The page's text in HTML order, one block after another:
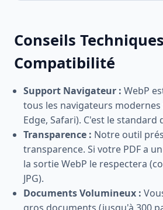
Conseils
Compatibilité
Support Navigateur : WebP
tous les navigateurs modernes
Edge, Safari). C'est le
Transparence : Notre outil
transparence. Si votre PDF a
la sortie WebP le respectera
JPG).
Documents Volumineux :